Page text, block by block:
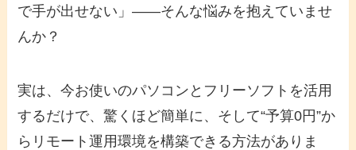
で手が出せない」――そんな悩みを抱えていませ
んか？
実は、今お使いのパソコンとフリーソフトを活用
するだけで、驚くほど簡単に、そして“予算0円”か
らリモート運用環境を構築できる方法がありま